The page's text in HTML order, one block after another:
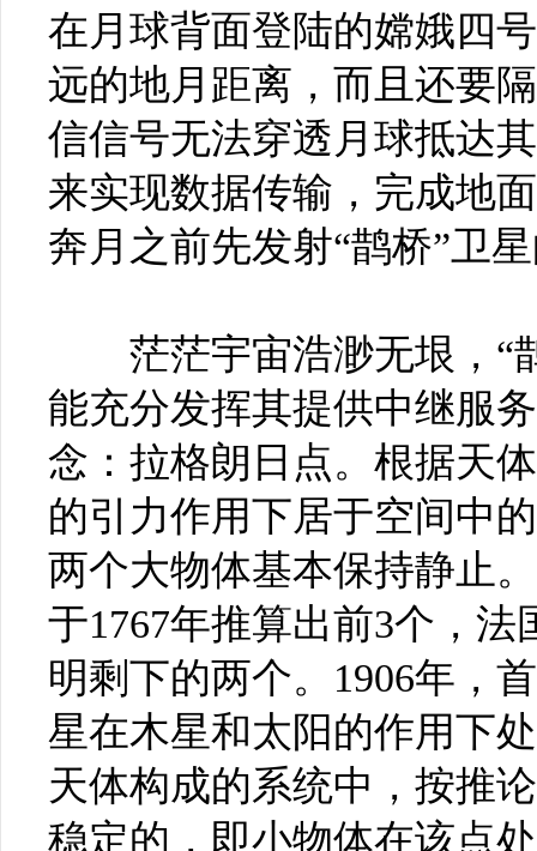
在月球背面登陆的嫦娥四
远的地月距离，而且还要
信信号无法穿透月球抵达
来实现数据传输，完成地
奔月之前先发射“鹊桥”卫
茫茫宇宙浩渺无垠，“
能充分发挥其提供中继服
念：拉格朗日点。根据天
的引力作用下居于空间中
两个大物体基本保持静止
于1767年推算出前3个，
明剩下的两个。1906年，
星在木星和太阳的作用下
天体构成的系统中，按推
稳定的，即小物体在该点